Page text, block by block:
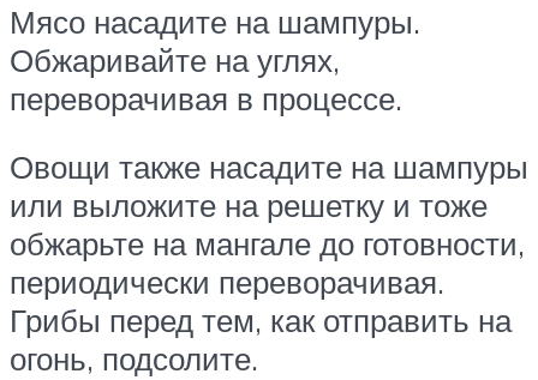
Мясо насадите на шампуры.
Обжаривайте на углях,
переворачивая в процессе.
Овощи также насадите на шампуры
или выложите на решетку и тоже
обжарьте на мангале до готовности,
периодически переворачивая.
Грибы перед тем, как отправить на
огонь, подсолите.